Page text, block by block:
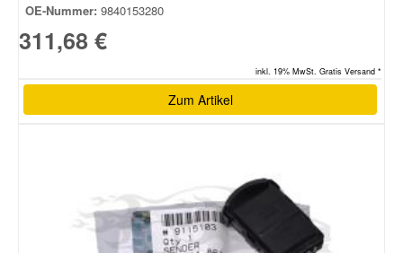
OE-Nummer: 9840153280
311,68 €
inkl. 19% MwSt. Gratis Versand *
Zum Artikel